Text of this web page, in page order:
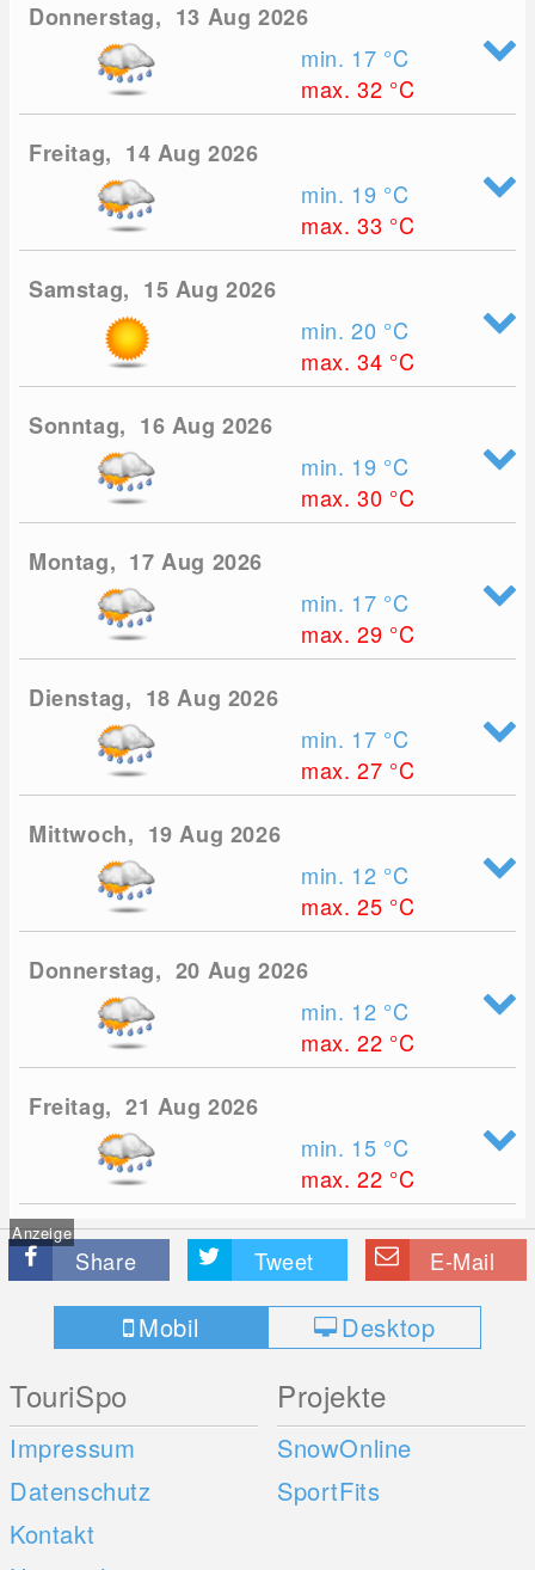
Donnerstag, 13 Aug 2026
min. 17 °C
max. 32 °C
Freitag, 14 Aug 2026
min. 19 °C
max. 33 °C
Samstag, 15 Aug 2026
min. 20 °C
max. 34 °C
Sonntag, 16 Aug 2026
min. 19 °C
max. 30 °C
Montag, 17 Aug 2026
min. 17 °C
max. 29 °C
Dienstag, 18 Aug 2026
min. 17 °C
max. 27 °C
Mittwoch, 19 Aug 2026
min. 12 °C
max. 25 °C
Donnerstag, 20 Aug 2026
min. 12 °C
max. 22 °C
Freitag, 21 Aug 2026
min. 15 °C
max. 22 °C
Anzeige
Share Tweet E-Mail
Mobil Desktop
TouriSpo
Impressum
Datenschutz
Kontakt
Projekte
SnowOnline
SportFits